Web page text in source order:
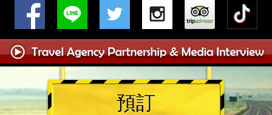
預訂